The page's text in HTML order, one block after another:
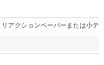
リアクションペーパーまたは小テ